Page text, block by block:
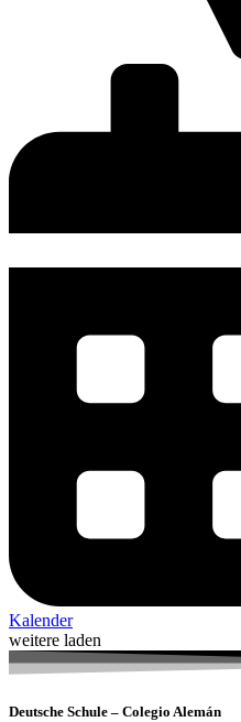
Kalender
weitere laden
Deutsche Schule – Colegio Alemán